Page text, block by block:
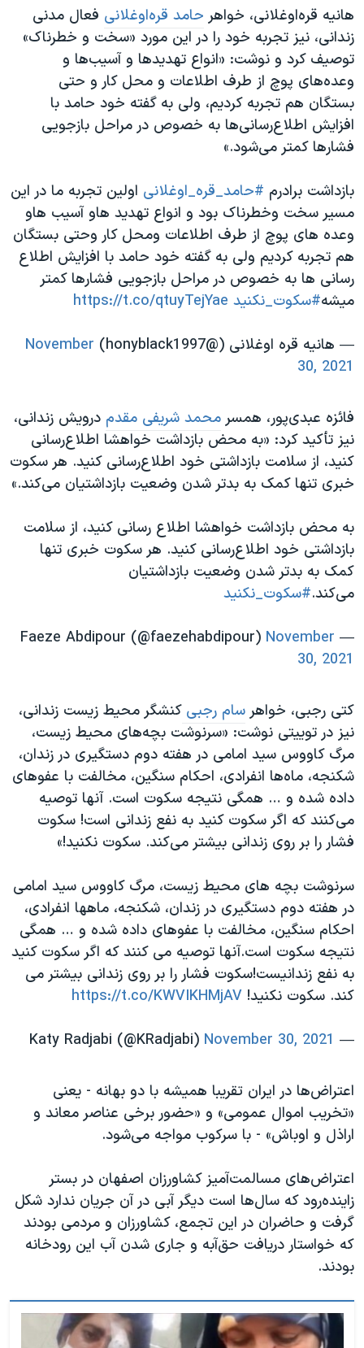
هانیه قره‌اوغلانی، خواهر ​ حامد قره‌اوغلانی فعال مدنی
زندانی، نیز تجربه خود را در این مورد «سخت و خطرناک»
توصیف کرد و نوشت: «انواع تهدیدها و آسیب‌ها و
وعده‌های پوچ از طرف اطلاعات و محل کار و حتی
بستگان هم تجربه کردیم، ولی به گفته خود حامد با
افزایش اطلاع‌رسانی‌ها به خصوص در مراحل بازجویی
فشارها کمتر می‌شود.»
بازداشت برادرم #حامد_قره_اوغلانی اولین تجربه ما در این
مسیر سخت وخطرناک بود و انواع تهدید هاو آسیب هاو
وعده های پوچ از طرف اطلاعات ومحل کار وحتی بستگان
هم تجربه کردیم ولی به گفته خود حامد با افزایش اطلاع
رسانی ها به خصوص در مراحل بازجویی فشارها کمتر
میشه#سکوت_نکنید https://t.co/qtuyTejYae
— هانیه قره اوغلانی (@honyblack1997)
November
30, 2021
فائزه عبدی‌پور، همسر ​ محمد شریفی مقدم درویش زندانی،
نیز تأکید کرد: «به محض بازداشت خواهشا اطلاع‌رسانی
کنید، از سلامت بازداشتی خود اطلاع‌رسانی کنید. هر سکوت
خبری تنها کمک به بدتر شدن وضعیت بازداشتیان می‌کند.»
به محض بازداشت خواهشا اطلاع رسانی کنید، از سلامت
بازداشتی خود اطلاع‌رسانی کنید. هر سکوت خبری تنها
کمک به بدتر شدن وضعیت بازداشتیان
می‌کند.#سکوت_نکنید
— Faeze Abdipour (@faezehabdipour)
November
30, 2021
کتی رجبی، خواهر سام رجبی کنشگر محیط زیست زندانی، ​
نیز در توییتی نوشت: «سرنوشت بچه‌های محیط زیست،
مرگ کاووس سید امامی در هفته دوم دستگیری در زندان،
شکنجه، ماه‌ها انفرادی، احکام سنگین، مخالفت با عفوهای
داده شده و … همگی نتیجه سکوت است. آنها توصیه
می‌کنند که اگر سکوت کنید به نفع زندانی است! سکوت
فشار را بر روی زندانی بیشتر می‌کند. سکوت نکنید!»
سرنوشت بچه های محیط زیست، مرگ کاووس سید امامی
در هفته دوم دستگیری در زندان، شکنجه، ماهها انفرادی،
احکام سنگین، مخالفت با عفوهای داده شده و … همگی
نتیجه سکوت است.آنها توصیه می کنند که اگر سکوت کنید
به نفع زندانیست!سکوت فشار را بر روی زندانی بیشتر می
کند. سکوت نکنید! https://t.co/KWVIKHMjAV
— Katy Radjabi (@KRadjabi)
November 30, 2021
اعتراض‌ها در ایران تقریبا همیشه با دو بهانه - یعنی
«تخریب اموال عمومی» و «حضور برخی عناصر معاند و
اراذل و اوباش» - با سرکوب مواجه می‌شود.
اعتراض‌های مسالمت‌آمیز کشاورزان اصفهان در بستر
زاینده‌رود که سال‌ها است دیگر آبی در آن جریان ندارد شکل
گرفت و حاضران در این تجمع، کشاورزان و مردمی بودند
که خواستار دریافت حق‌آبه و جاری شدن آب این رودخانه
بودند.